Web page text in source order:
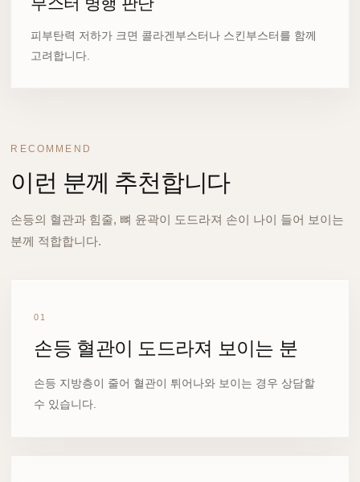
피부탄력 저하가 크면 콜라겐부스터나 스킨부스터를 함께
고려합니다.
RECOMMEND
이런 분께 추천합니다
손등의 혈관과 힘줄, 뼈 윤곽이 도드라져 손이 나이 들어 보이는
분께 적합합니다.
01
손등 혈관이 도드라져 보이는 분
손등 지방층이 줄어 혈관이 튀어나와 보이는 경우 상담할
수 있습니다.